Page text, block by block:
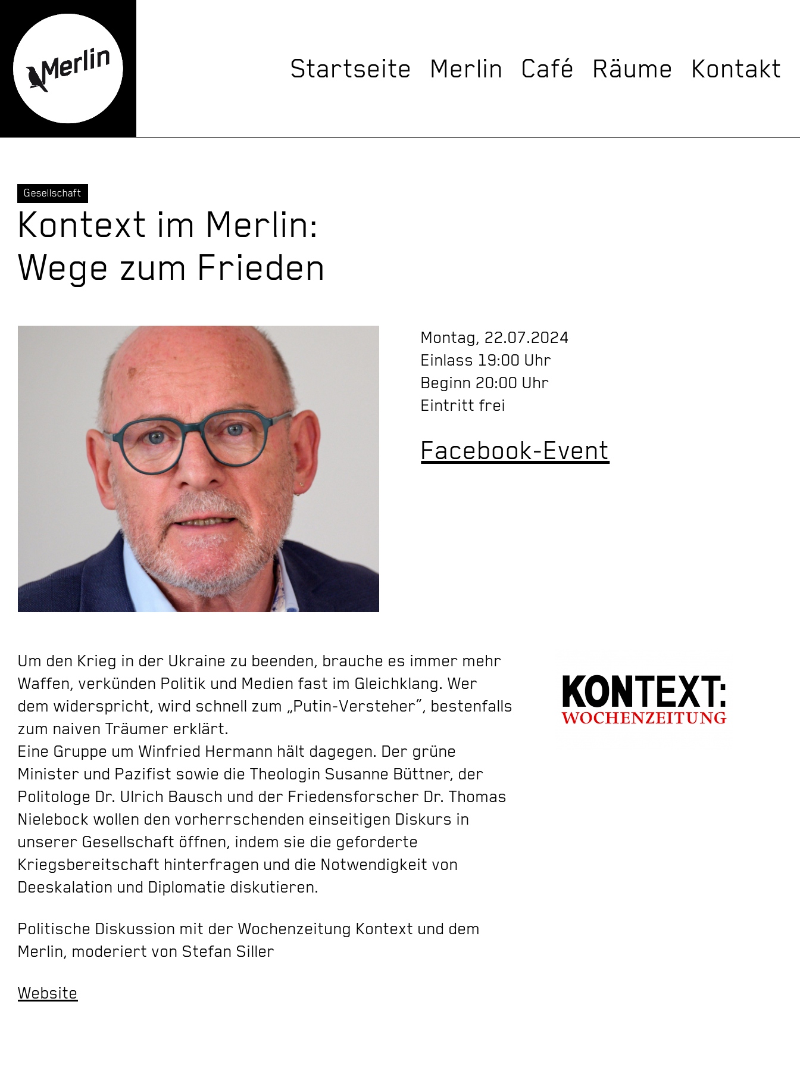
Startseite Merlin Café Räume Kontakt
Gesellschaft
Kontext im Merlin:
Wege zum Frieden
Montag, 22.07.2024
Einlass 19:00 Uhr
Beginn 20:00 Uhr
Eintritt frei
Facebook-Event
Um den Krieg in der Ukraine zu beenden, brauche es immer mehr
Waffen, verkünden Politik und Medien fast im Gleichklang. Wer
dem widerspricht, wird schnell zum „Putin-Versteher“, bestenfalls
zum naiven Träumer erklärt.
Eine Gruppe um Winfried Hermann hält dagegen. Der grüne
Minister und Pazifist sowie die Theologin Susanne Büttner, der
Politologe Dr. Ulrich Bausch und der Friedensforscher Dr. Thomas
Nielebock wollen den vorherrschenden einseitigen Diskurs in
unserer Gesellschaft öffnen, indem sie die geforderte
Kriegsbereitschaft hinterfragen und die Notwendigkeit von
Deeskalation und Diplomatie diskutieren.
Politische Diskussion mit der Wochenzeitung Kontext und dem
Merlin, moderiert von Stefan Siller
Website